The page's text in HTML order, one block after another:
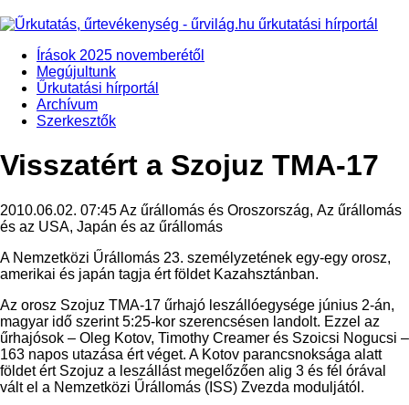
Írások 2025 novemberétől
Megújultunk
Űrkutatási hírportál
Archívum
Szerkesztők
Visszatért a Szojuz TMA-17
2010.06.02. 07:45Az űrállomás és Oroszország, Az űrállomás
és az USA, Japán és az űrállomás
A Nemzetközi Űrállomás 23. személyzetének egy-egy orosz,
amerikai és japán tagja ért földet Kazahsztánban.
Az orosz Szojuz TMA-17 űrhajó leszállóegysége június 2-án,
magyar idő szerint 5:25-kor szerencsésen landolt. Ezzel az
űrhajósok – Oleg Kotov, Timothy Creamer és Szoicsi Nogucsi –
163 napos utazása ért véget. A Kotov parancsnoksága alatt
földet ért Szojuz a leszállást megelőzően alig 3 és fél órával
vált el a Nemzetközi Űrállomás (ISS) Zvezda moduljától.